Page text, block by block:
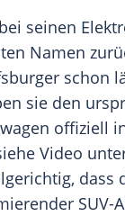
seinen
Namen
schon
sie den
offiziell
Video
dass
SUV-